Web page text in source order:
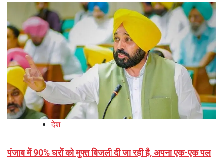
देश
पंजाब में 90% घरों को मुफ्त बिजली दी जा रही है, अपना एक-एक पल